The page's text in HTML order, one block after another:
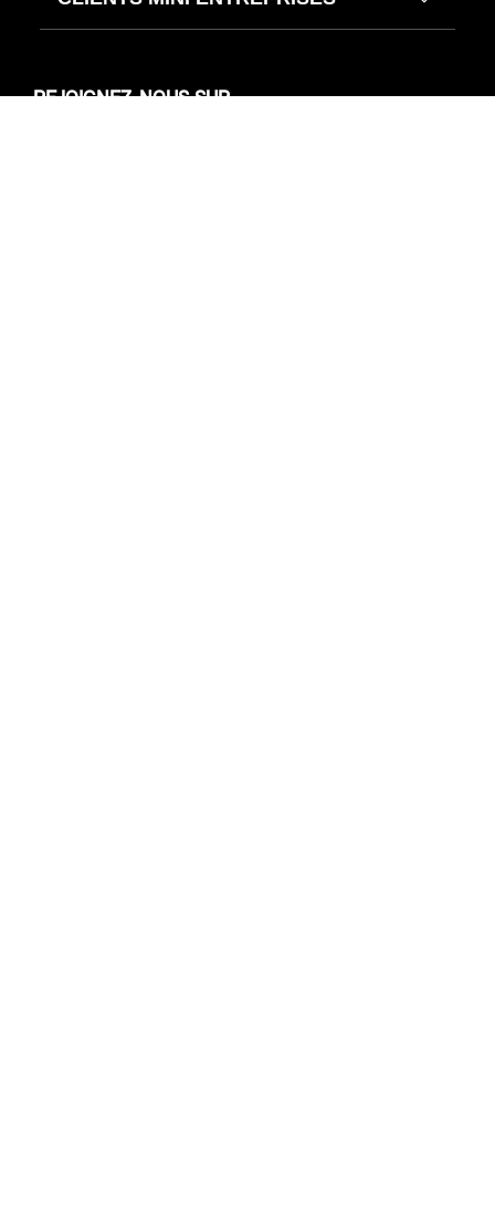
REJOIGNEZ-NOUS SUR